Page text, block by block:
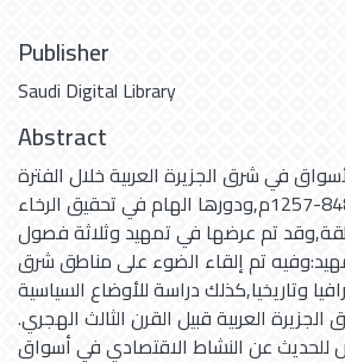
Publisher
Saudi Digital Library
Abstract
في شرق الجزيرة العربية خلال الفترة
232-656هـ / 848-1257م,ودورها الهام في تحقيق الرخاء
تم عرضها في تمهيد وثلاثة فصول
تم إلقاء الضوء على مناطق شرق
وتاريخيا,كذلك دراسة للأوضاع السياسية
العربية قبيل القرن الثالث الهجري.
عن النشاط الاقتصادي في أسواق